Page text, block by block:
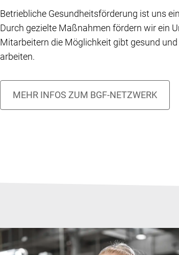
Betriebliche Gesundheitsförderung ist uns
Durch gezielte Maßnahmen fördern wir ein
Mitarbeitern die Möglichkeit gibt gesund
arbeiten.